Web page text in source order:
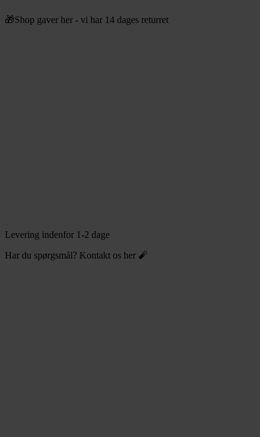
til
🎁Shop gaver her - vi har 14 dages returret
Levering indenfor 1-2 dage
Har du spørgsmål? Kontakt os her 🧨